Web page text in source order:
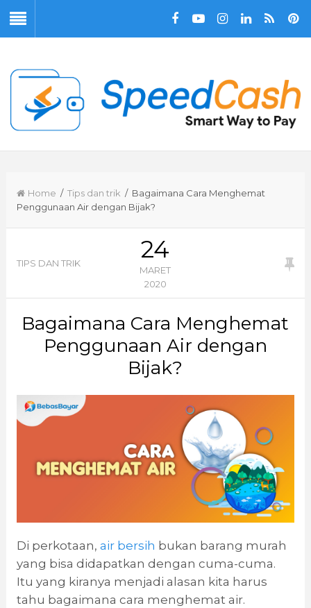
Home / Tips dan trik / Bagaimana Cara Menghemat
Penggunaan Air dengan Bijak?
24
MARET
2020
TIPS DAN TRIK
Bagaimana Cara Menghemat
Penggunaan Air dengan
Bijak?
Di perkotaan, air bersih bukan barang murah
yang bisa didapatkan dengan cuma-cuma.
Itu yang kiranya menjadi alasan kita harus
tahu bagaimana cara menghemat air.